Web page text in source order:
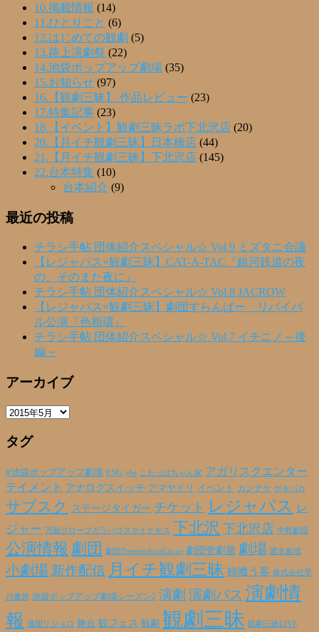
10.掲載情報 (14)
11.ひとりごと (6)
12.はじめての観劇 (5)
13.路上演劇祭 (22)
14.池袋ポップアップ劇場 (35)
15.お知らせ (97)
16.【観劇三昧】 作品レビュー (23)
17.特集記事 (23)
18.【イベント】観劇三昧ラボ下北沢店 (20)
20.【月イチ観劇三昧】日本橋店 (44)
21.【月イチ観劇三昧】下北沢店 (145)
22.台本特集 (10)
台本紹介 (9)
最近の投稿
チラシ手帖 団体紹介スペシャル☆ Vol.9 ミズタニ会議
【レジャパス×観劇三昧】CAT-A-TAC『銀河鉄道の夜
の、そのまた夜に』
チラシ手帖 団体紹介スペシャル☆ Vol.8 JACROW
【レジャパス×観劇三昧】劇団すらんばー リバイバ
ル公演『色相環』
チラシ手帖 団体紹介スペシャル☆ Vol.7 イチニノ～後
編～
アーカイブ
ア
カ
ブ
タグ
#池袋ポップアップ劇場 ENG yhs こわっぱちゃん家 アガリスクエンター
テイメント アナログスイッチ アマヤドリ イベント カンチケ ゲキバカ
サブスク ステージタイガー チケット レジャパス レ
ジャー 万能グローブガラパゴスダイナモス 下北沢 下北沢店 中野劇団
公演情報 劇団 劇団TremendousCircus 劇団壱劇屋 劇場 匿名劇壇
小劇場 新作配信 月イチ観劇三昧 柿喰う客 株式会社早
川書房 池袋ポップアップ劇場シーズン2 演劇 演劇パス 演劇情
報 激団リジョロ 舞台 観フェス 観劇 観劇三昧 観劇三昧LIVE